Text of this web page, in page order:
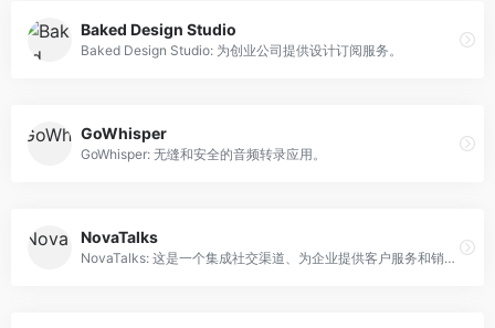
Baked Design Studio
Baked Design Studio: 为创业公司提供设计订阅服务。
GoWhisper
GoWhisper: 无缝和安全的音频转录应用。
NovaTalks
NovaTalks: 这是一个集成社交渠道、为企业提供客户服务和销售的平台。